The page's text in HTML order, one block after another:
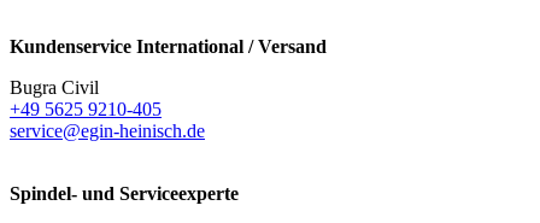
Kundenservice International / Versand
Bugra Civil
+49 5625 9210-405
service@egin-heinisch.de
Spindel- und Serviceexperte